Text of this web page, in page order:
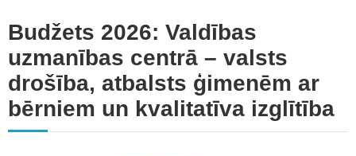
Budžets 2026: Valdības
uzmanības centrā – valsts
drošība, atbalsts ģimenēm ar
bērniem un kvalitatīva izglītība